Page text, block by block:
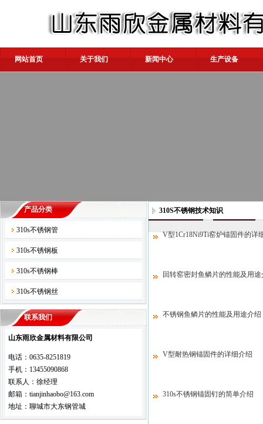
网站首页 关于我们 新闻中心 生产设备
产品分类
310s不锈钢管
310s不锈钢板
310s不锈钢棒
310s不锈钢丝
联系我们
山东雨欣金属材料有限公司
电话：0635-8251819
手机：13455090868
联系人：徐经理
邮箱：tianjinhaobo@163.com
地址：聊城市大东钢管城
310S不锈钢技术知识
V型1Cr18Ni9Ti窑炉锚固件的详
回转窑密封鱼鳞片的性能及用途
不锈钢鱼鳞片的性能及用途介绍
V型耐热钢锚固件的详细介绍
310s不锈钢锚固钉的简单介绍